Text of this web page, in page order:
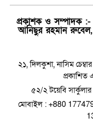
প্রকাশক ও সম্পাদক
আনিছুর রহমান রুবেল,
২১, দিলকুশা, নাসিম
প্রকাশিত
৫২/২ টয়েবি
মোবাইল : +880